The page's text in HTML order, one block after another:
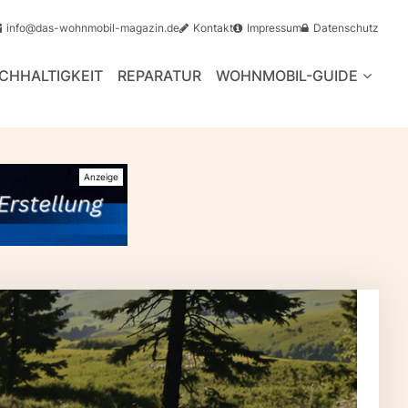
info@das-wohnmobil-magazin.de Kontakt Impressum Datenschutz
REPARATUR WOHNMOBIL-GUIDE